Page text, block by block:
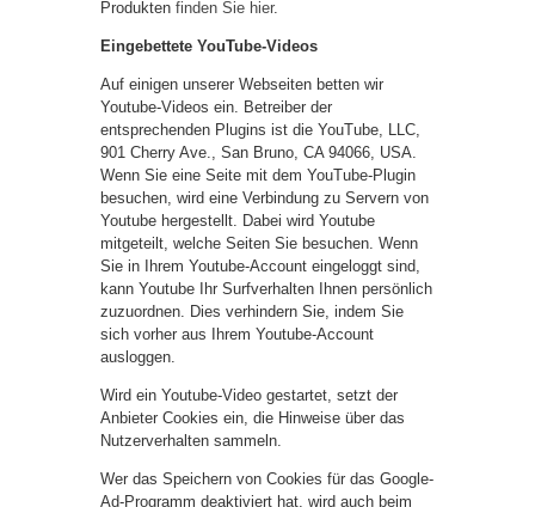
Produkten finden Sie hier.
Eingebettete YouTube-Videos
Auf einigen unserer Webseiten betten wir
Youtube-Videos ein. Betreiber der
entsprechenden Plugins ist die YouTube, LLC,
901 Cherry Ave., San Bruno, CA 94066, USA.
Wenn Sie eine Seite mit dem YouTube-Plugin
besuchen, wird eine Verbindung zu Servern von
Youtube hergestellt. Dabei wird Youtube
mitgeteilt, welche Seiten Sie besuchen. Wenn
Sie in Ihrem Youtube-Account eingeloggt sind,
kann Youtube Ihr Surfverhalten Ihnen persönlich
zuzuordnen. Dies verhindern Sie, indem Sie
sich vorher aus Ihrem Youtube-Account
ausloggen.
Wird ein Youtube-Video gestartet, setzt der
Anbieter Cookies ein, die Hinweise über das
Nutzerverhalten sammeln.
Wer das Speichern von Cookies für das Google-
Ad-Programm deaktiviert hat, wird auch beim